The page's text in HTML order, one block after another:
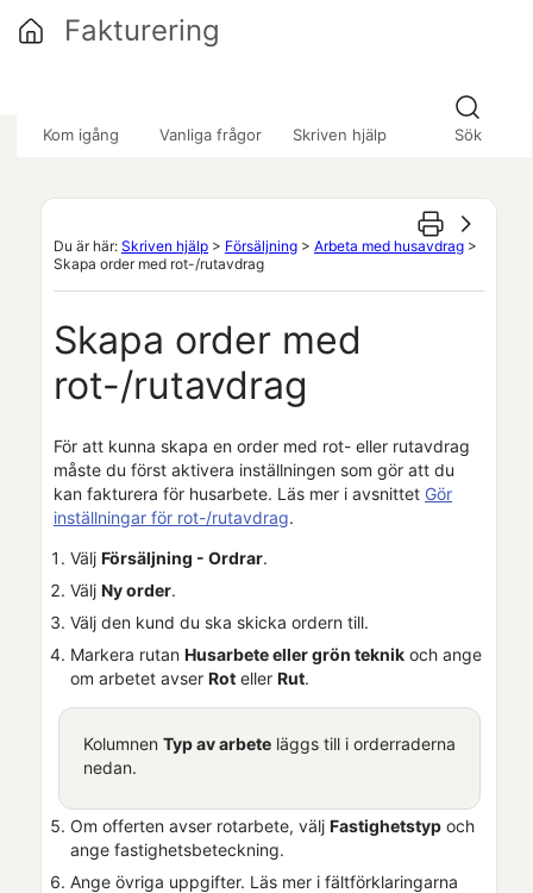
Kom igång Vanliga frågor Skriven hjälp Sök
Fakturering
Du är här: Skriven hjälp > Försäljning > Arbeta med husavdrag >
Skapa order med rot-/rutavdrag
Skapa order med
rot-/rutavdrag
För att kunna skapa en order med rot- eller rutavdrag
måste du först aktivera inställningen som gör att du
kan fakturera för husarbete. Läs mer i avsnittet Gör
inställningar för rot-/rutavdrag.
Välj Försäljning - Ordrar.
Välj Ny order.
Välj den kund du ska skicka ordern till.
Markera rutan Husarbete eller grön teknik och ange
om arbetet avser Rot eller Rut.
Kolumnen Typ av arbeteläggs till i orderraderna
nedan.
Om offerten avser rotarbete, välj Fastighetstyp och
ange fastighetsbeteckning.
Ange övriga uppgifter. Läs mer i fältförklaringarna